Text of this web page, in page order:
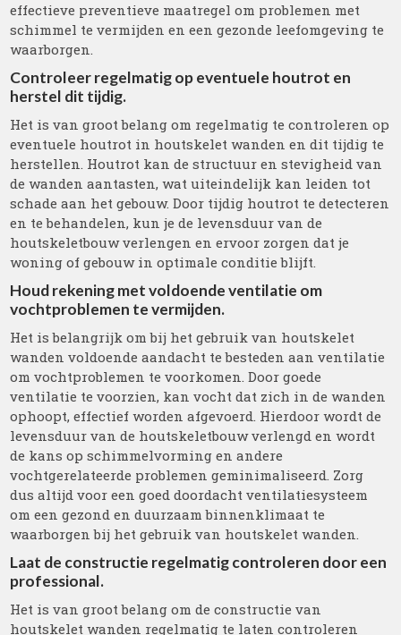
effectieve preventieve maatregel om problemen met
schimmel te vermijden en een gezonde leefomgeving te
waarborgen.
Controleer regelmatig op eventuele houtrot en
herstel dit tijdig.
Het is van groot belang om regelmatig te controleren op
eventuele houtrot in houtskelet wanden en dit tijdig te
herstellen. Houtrot kan de structuur en stevigheid van
de wanden aantasten, wat uiteindelijk kan leiden tot
schade aan het gebouw. Door tijdig houtrot te detecteren
en te behandelen, kun je de levensduur van de
houtskeletbouw verlengen en ervoor zorgen dat je
woning of gebouw in optimale conditie blijft.
Houd rekening met voldoende ventilatie om
vochtproblemen te vermijden.
Het is belangrijk om bij het gebruik van houtskelet
wanden voldoende aandacht te besteden aan ventilatie
om vochtproblemen te voorkomen. Door goede
ventilatie te voorzien, kan vocht dat zich in de wanden
ophoopt, effectief worden afgevoerd. Hierdoor wordt de
levensduur van de houtskeletbouw verlengd en wordt
de kans op schimmelvorming en andere
vochtgerelateerde problemen geminimaliseerd. Zorg
dus altijd voor een goed doordacht ventilatiesysteem
om een gezond en duurzaam binnenklimaat te
waarborgen bij het gebruik van houtskelet wanden.
Laat de constructie regelmatig controleren door een
professional.
Het is van groot belang om de constructie van
houtskelet wanden regelmatig te laten controleren